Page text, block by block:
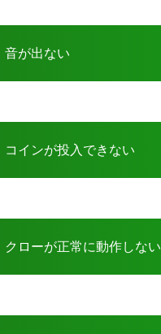
音が出ない
コインが投入できない
クローが正常に動作しない